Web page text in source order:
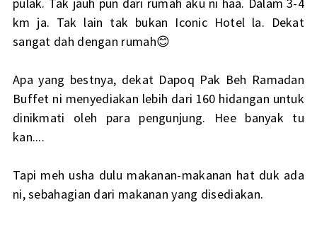
pulak. Tak jauh pun dari rumah aku ni haa. Dalam 3-4
km ja. Tak lain tak bukan Iconic Hotel la. Dekat
sangat dah dengan rumah😊
Apa yang bestnya, dekat Dapoq Pak Beh Ramadan
Buffet ni menyediakan lebih dari 160 hidangan untuk
dinikmati oleh para pengunjung. Hee banyak tu
kan....
Tapi meh usha dulu makanan-makanan hat duk ada
ni, sebahagian dari makanan yang disediakan.